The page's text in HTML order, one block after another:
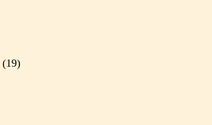
(19)